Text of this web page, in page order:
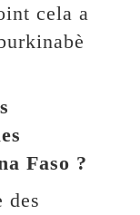
cela a
Faso ?
des